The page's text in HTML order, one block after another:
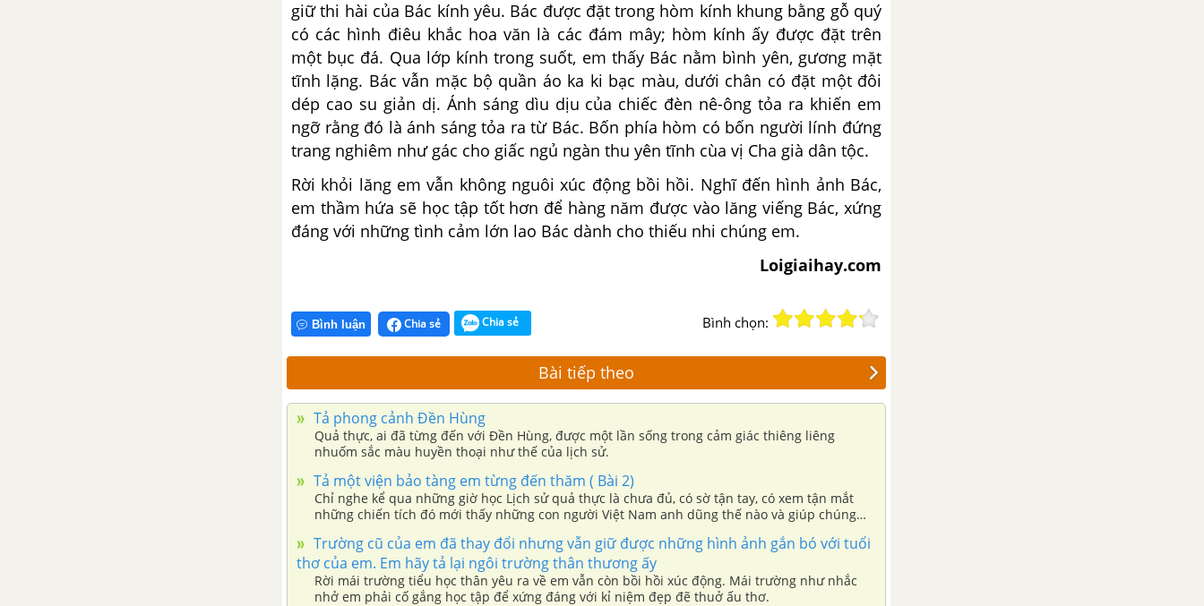
giữthi hài của Bác kính yêu. Bác được đặt trong hòm kính khung bằng gỗ quý
có các hình điêu khắc hoa văn là các đám mây; hòm kính ấy được đặt trên
một bục đá. Qua lớp kính trong suốt, em thấy Bác nằm bình yên, gương mặt
tĩnh lặng. Bác vẫn mặc bộ quần áo ka ki bạc màu, dưới chân có đặt một đôi
dép cao su giản dị. Ánh sáng dìu dịu của chiếc đèn nê-ông tỏa ra khiến em
ngỡ rằng đó là ánh sáng tỏa ratừ Bác. Bốn phía hòm có bốn người lính đứng
trang nghiêm như gác cho giấc ngủ ngàn thu yên tĩnh cùa vị Cha già dân tộc.
Rời khỏi lăng em vẫn không nguôi xúc động bồi hồi. Nghĩ đến hình ảnh Bác,
em thầm hứa sẽ học tập tốt hơn để hàng năm được vào lăng viếng Bác, xứng
đáng với những tình cảm lớn lao Bác dành cho thiếu nhi chúng em.
Loigiaihay.com
Bình luận Chia sẻ Chia sẻ Bình chọn:
Bài tiếp theo
Tả phong cảnh Đền Hùng
Quả thực, ai đã từng đến với Đền Hùng, được một lần sống trong cảm giác thiêng liêng
nhuốm sắc màu huyền thoại như thế của lịch sử.
Tả một viện bảo tàng em từng đến thăm ( Bài 2)
Chỉ nghe kể qua những giờ học Lịch sử quả thực là chưa đủ, có sờ tận tay, có xem tận mắt
những chiến tích đó mới thấy những con người Việt Nam anh dũng thế nào và giúp chúng
Trường cũ của em đã thay đổi nhưng vẫn giữ được những hình ảnh gắn bó với tuổi
thơ của em. Em hãy tả lại ngôi trường thân thương ấy
Rời mái trường tiểu học thân yêu ra về em vẫn còn bồi hồi xúc động. Mái trường như nhắc
nhở em phải cố gắng học tập để xứng đáng với kỉ niệm đẹp đẽ thuở ấu thơ.